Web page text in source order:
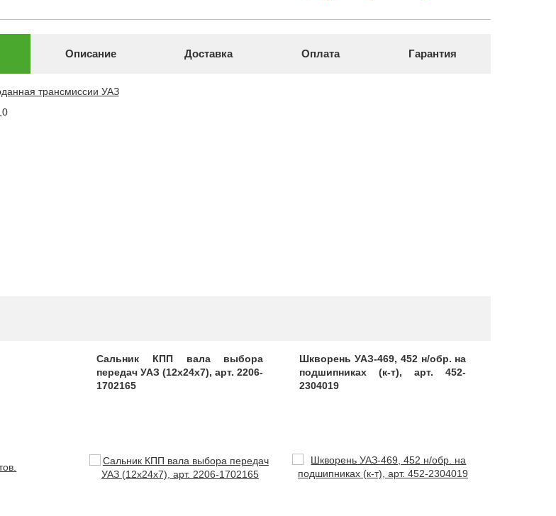
Описание Доставка Оплата Гарантия
трансмиссии УАЗ
Сальник КПП вала выбора
передач УАЗ (12х24х7), арт. 2206-
1702165
Шкворень УАЗ-469, 452 н/обр. на
подшипниках (к-т), арт. 452-
2304019